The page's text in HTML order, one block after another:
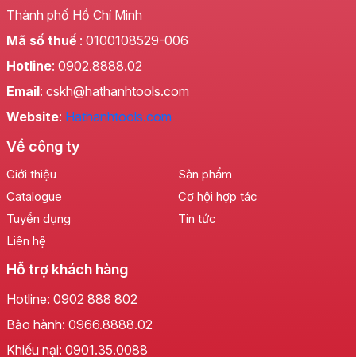
Thước thủy nhựa LS+ – Biểu Tượng Của
Chất Lượng và Độ Bền
lường thông thường. Đó là kết quả của quá trình
nghiên cứu và phát triển không ngừng, nhằm mang
đến một sản phẩm vượt trội về mọi mặt. Được chế
tạo từ nhựa cao cấp,Thước thủy nhựa LS+
khả năng chống chịu va đập, ăn mòn và tác động
Thành phố Hồ Chí Minh
Mã số thuế : 0100108529-006
Hotline: 0902.8888.02
Email: cskh@hathanhtools.com
Website: Hathanhtools.com
Về công ty
Giới thiệu
Sản phẩm
Catalogue
Cơ hội hợp tác
Tuyển dụng
Tin tức
Liên hệ
Hỗ trợ khách hàng
Hotline: 0902 888 802
Bảo hành: 0966.8888.02
Khiếu nại: 0901.35.0088